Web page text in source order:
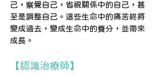
己，察覺自己，省視關係中的自己，甚
至是調整自己。這些生命中的痛苦終將
變成過去，變成生命中的養分，並帶來
成長。
【認識治療師】